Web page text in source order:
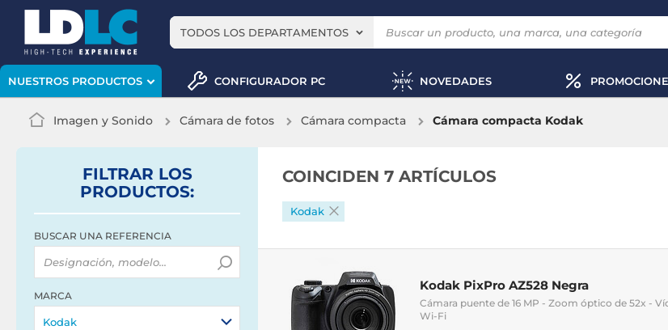
TODOS LOS DEPARTAMENTOS
NUESTROS PRODUCTOS CONFIGURADOR PC NOVEDADES
Imagen y Sonido Cámara de fotos Cámara compacta Cámara compacta Kodak
FILTRAR LOS
PRODUCTOS:
BUSCAR UNA REFERENCIA
MARCA
Kodak
COINCIDEN 7 ARTÍCULOS
Kodak
Kodak PixPro AZ528 Negra
Cámara puente de 16 MP - Zoom óptico de 52x -
Wi-Fi